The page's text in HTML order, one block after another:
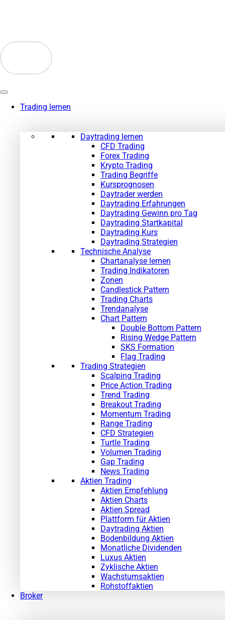
Trading lernen
Daytrading lernen
CFD Trading
Forex Trading
Krypto Trading
Trading Begriffe
Kursprognosen
Daytrader werden
Daytrading Erfahrungen
Daytrading Gewinn pro Tag
Daytrading Startkapital
Daytrading Kurs
Daytrading Strategien
Technische Analyse
Chartanalyse lernen
Trading Indikatoren
Zonen
Candlestick Pattern
Trading Charts
Trendanalyse
Chart Pattern
Double Bottom Pattern
Rising Wedge Pattern
SKS Formation
Flag Trading
Trading Strategien
Scalping Trading
Price Action Trading
Trend Trading
Breakout Trading
Momentum Trading
Range Trading
CFD Strategien
Turtle Trading
Volumen Trading
Gap Trading
News Trading
Aktien Trading
Aktien Empfehlung
Aktien Charts
Aktien Spread
Plattform für Aktien
Daytrading Aktien
Bodenbildung Aktien
Monatliche Dividenden
Luxus Aktien
Zyklische Aktien
Wachstumsaktien
Rohstoffaktien
Broker